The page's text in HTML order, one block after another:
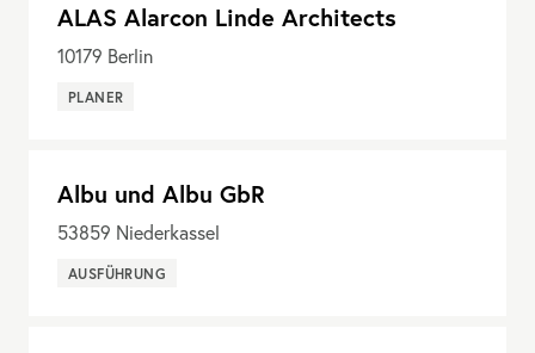
ALAS Alarcon Linde Architects
10179 Berlin
PLANER
Albu und Albu GbR
53859 Niederkassel
AUSFÜHRUNG